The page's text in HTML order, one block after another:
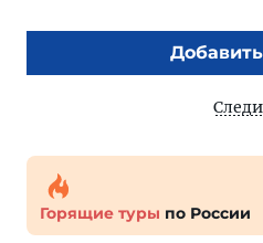
Горящие туры по России